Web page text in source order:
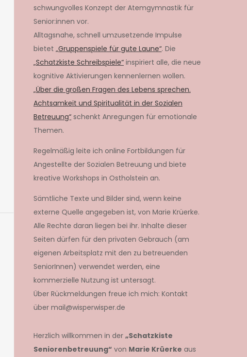
schwungvolles Konzept der Atemgymnastik für
Senior:innen vor.
Alltagsnahe, schnell umzusetzende Impulse
bietet „Gruppenspiele für gute Laune“. Die
„Schatzkiste Schreibspiele“ inspiriert alle, die neue
kognitive Aktivierungen kennenlernen wollen.
„Über die großen Fragen des Lebens sprechen.
Achtsamkeit und Spiritualität in der Sozialen
Betreuung“ schenkt Anregungen für emotionale
Themen.
Regelmäßig leite ich online Fortbildungen für
Angestellte der Sozialen Betreuung und biete
kreative Workshops in Ostholstein an.
Sämtliche Texte und Bilder sind, wenn keine
externe Quelle angegeben ist, von Marie Krüerke.
Alle Rechte daran liegen bei ihr. Inhalte dieser
Seiten dürfen für den privaten Gebrauch (am
eigenen Arbeitsplatz mit den zu betreuenden
SeniorInnen) verwendet werden, eine
kommerzielle Nutzung ist untersagt.
Über Rückmeldungen freue ich mich: Kontakt
über mail@wisperwisper.de
Herzlich willkommen in der „Schatzkiste
Seniorenbetreuung“ von Marie Krüerke aus